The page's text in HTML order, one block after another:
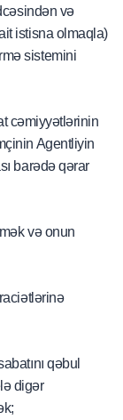
və
istisna olmaqla)
sistemini
cəmiyyətlərinin
Agentliyin
barədə qərar
və onun
qəbul
digər